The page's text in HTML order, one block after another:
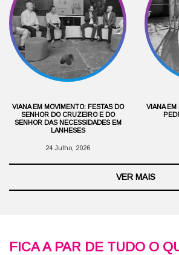
VIANA EM MOVIMENTO: FESTAS DO
SENHOR DO CRUZEIRO E DO
SENHOR DAS NECESSIDADES EM
LANHESES
24 Julho, 2026
VIANA EM
VER MAIS
FICA A PAR DE TUDO O